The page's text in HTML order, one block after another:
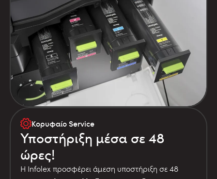
Κορυφαίο Service
Υποστήριξη μέσα σε 48
ώρες!
Η Infolex προσφέρει άμεση υποστήριξη σε 48